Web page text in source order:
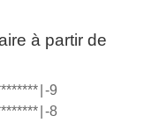
à partir de
-9
-8